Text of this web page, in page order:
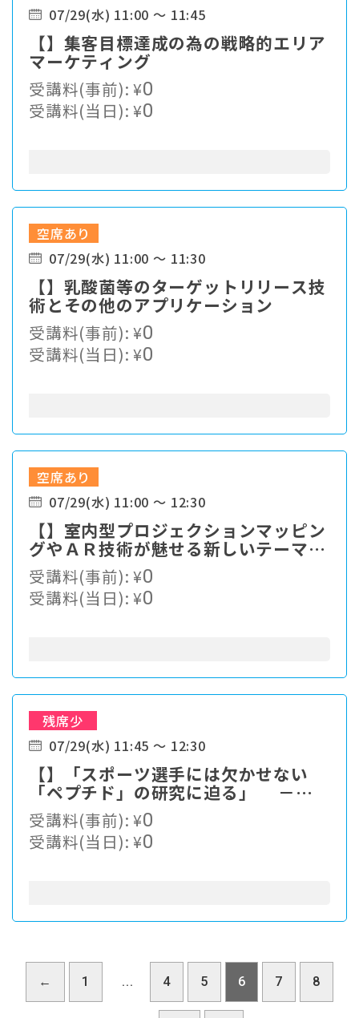
07/29(水) 11:00 ～ 11:45
【】集客目標達成の為の戦略的エリア
マーケティング
受講料(事前):¥0
受講料(当日):¥0
空席あり
07/29(水) 11:00 ～ 11:30
【】乳酸菌等のターゲットリリース技
術とその他のアプリケーション
受講料(事前):¥0
受講料(当日):¥0
空席あり
07/29(水) 11:00 ～ 12:30
【】室内型プロジェクションマッピン
グやＡＲ技術が魅せる新しいテーマパ
ークの可能性
受講料(事前):¥0
受講料(当日):¥0
残席少
07/29(水) 11:45 ～ 12:30
【】「スポーツ選手には欠かせない
「ペプチド」の研究に迫る」 －森
永乳業におけるペプチド研究開発－
受講料(事前):¥0
受講料(当日):¥0
← 1 ... 4 5 6 7 8